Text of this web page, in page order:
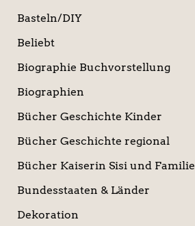
Basteln/DIY
Beliebt
Biographie Buchvorstellung
Biographien
Bücher Geschichte Kinder
Bücher Geschichte regional
Bücher Kaiserin Sisi und Familie
Bundesstaaten & Länder
Dekoration